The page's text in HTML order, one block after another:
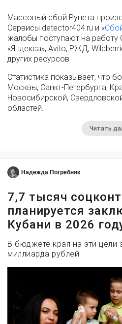
Массовый сбой Рунета
Сервисы detector404.ru и «
жалобы поступают на работу
«Яндекса», Avito, РЖД,
других ресурсов.
Статистика показывает, что
Москвы, Санкт-Петербурга,
Новосибирской,
областей.
Читать
Надежда Погребняк
7,7 тысяч
планируется
Кубани в 2026
В бюджете края на эти цели
миллиарда рублей